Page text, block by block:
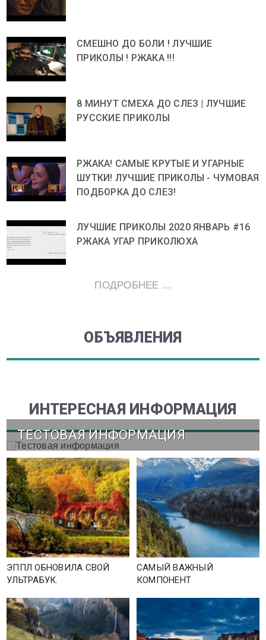
СМЕШНО ДО БОЛИ ! ЛУЧШИЕ
ПРИКОЛЫ ! РЖАКА !!!
8 МИНУТ СМЕХА ДО СЛЕЗ | ЛУЧШИЕ
РУССКИЕ ПРИКОЛЫ
РЖАКА! САМЫЕ КРУТЫЕ И УГАРНЫЕ
ШУТКИ! ЛУЧШИЕ ПРИКОЛЫ - ЧУМОВАЯ
ПОДБОРКА ДО СЛЕЗ!
ЛУЧШИЕ ПРИКОЛЫ 2020 ЯНВАРЬ #16
РЖАКА УГАР ПРИКОЛЮХА
ПОДРОБНЕЕ ...
ОБЪЯВЛЕНИЯ
ИНТЕРЕСНАЯ ИНФОРМАЦИЯ
ТЕСТОВАЯ ИНФОРМАЦИЯ
ЭППЛ ОБНОВИЛА СВОЙ
УЛЬТРАБУК.
САМЫЙ ВАЖНЫЙ
КОМПОНЕНТ